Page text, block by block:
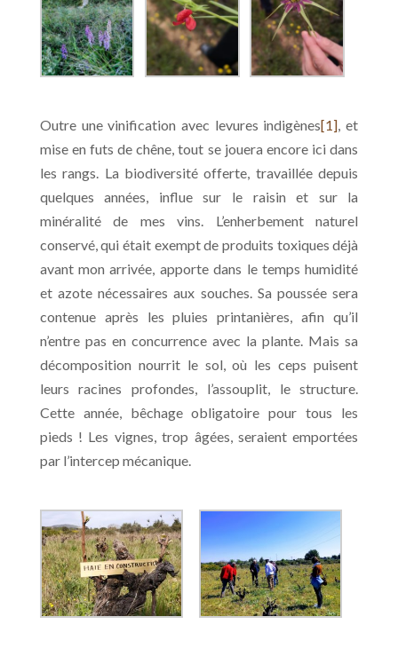
Outre une vinification avec levures indigènes[1], et
mise en futs de chêne, tout se jouera encore ici dans
les rangs. La biodiversité offerte, travaillée depuis
quelques années, influe sur le raisin et sur la
minéralité de mes vins. L’enherbement naturel
conservé, qui était exempt de produits toxiques déjà
avant mon arrivée, apporte dans le temps humidité
et azote nécessaires aux souches. Sa poussée sera
contenue après les pluies printanières, afin qu’il
n’entre pas en concurrence avec la plante. Mais sa
décomposition nourrit le sol, où les ceps puisent
leurs racines profondes, l’assouplit, le structure.
Cette année, bêchage obligatoire pour tous les
pieds ! Les vignes, trop âgées, seraient emportées
par l’intercep mécanique.